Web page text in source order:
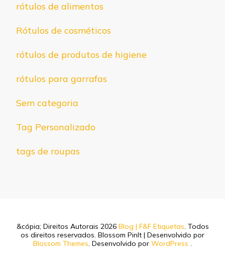
rótulos de alimentos
Rótulos de cosméticos
rótulos de produtos de higiene
rótulos para garrafas
Sem categoria
Tag Personalizado
tags de roupas
&cópia; Direitos Autorais 2026 Blog | F&F Etiquetas. Todos
os direitos reservados. Blossom PinIt | Desenvolvido por
Blossom Themes. Desenvolvido por WordPress .